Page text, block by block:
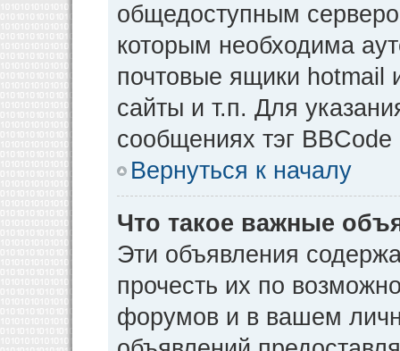
общедоступным
которым необходима
почтовые ящики
сайты и т.п. Для
сообщениях тэг BBCode
Вернуться к началу
Что такое важные
Эти объявления
прочесть их по
форумов и в вашем